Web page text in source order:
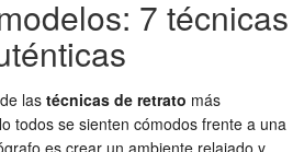
7 técnicas
las técnicas de retrato más
todos se sienten cómodos frente a una